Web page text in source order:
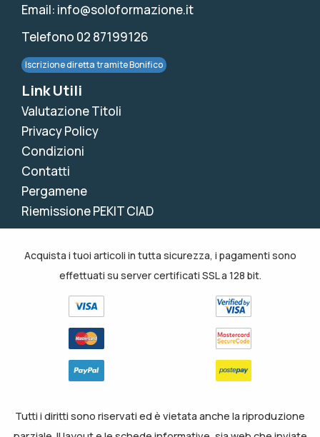
Email: info@soloformazione.it
Telefono 02 87199126
Iscrizione diretta tramite Bonifico
Link Utili
Valutazione Titoli
Privacy Policy
Condizioni
Contatti
Pergamene
Riemissione PEKIT CIAD
Acquista i tuoi articoli in tutta sicurezza, i pagamenti sono
effettuati su server certificati SSL a 128 bit.
Tutti i diritti sono riservati ed è vietata anche la riproduzione